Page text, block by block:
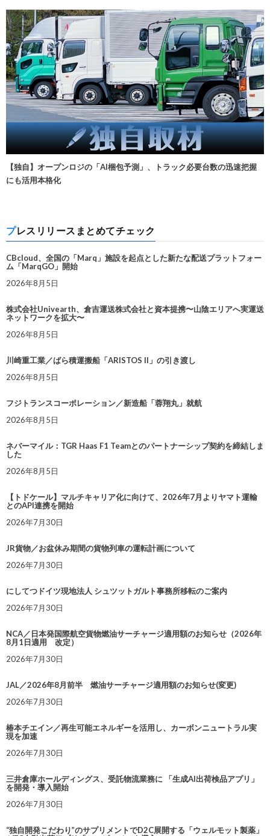
【独自】オープンロジの「AI梱包予測」、トラック必要台数の迅速把握
にも活用本格化
プレスリリースまとめてチェック
CBcloud、全国の「Marq」施設を起点とした新たな配送プラットフォー
ム「MarqGO」開始
2026年8月5日
株式会社Univearth、倉吉運送株式会社と資本提携〜山陰エリアへ実運送
ネットワークを拡大〜
2026年8月5日
川崎重工業／ばら積運搬船「ARISTOS II」の引き渡し
2026年8月5日
フジトランスコーポレーション／新造船「蓉翔丸」就航
2026年8月5日
ネバーマイル：TGR Haas F1 Teamとのパートナーシップ契約を締結しま
した
2026年8月5日
【トドケール】マルチキャリア化に向けて、2026年7月よりヤマト運輸
とのAPI連携を開始
2026年7月30日
JR貨物／お盆休み期間の貨物列車の運転計画について
2026年7月30日
にしてつドイツ現地法人 シュツットガルト事務所移転のご案内
2026年7月30日
NCA／日本発国際航空貨物燃油サーチャージ適用額のお知らせ（2026年
8月1日適用 改定）
2026年7月30日
JAL／2026年8月前半 燃油サーチャージ適用額のお知らせ(変更)
2026年7月30日
椿本チエイン／再生可能エネルギーを活用し、カーボンニュートラル実
現を加速
2026年7月30日
三井倉庫ホールディングス、受託物流業務に 「生成AI出荷検品アプリ」
を開発・導入開始
2026年7月30日
“独自開発こだわり”のサプリメントでD2C展開する「ウェルモット製薬」